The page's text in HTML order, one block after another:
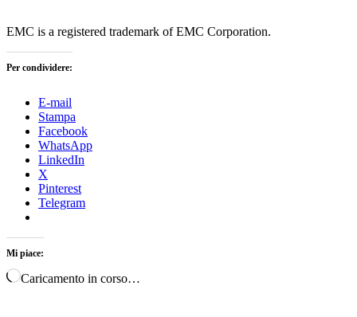
EMC is a registered trademark of EMC Corporation.
Per condividere:
E-mail
Stampa
Facebook
WhatsApp
LinkedIn
X
Pinterest
Telegram
Mi piace:
Caricamento in corso…